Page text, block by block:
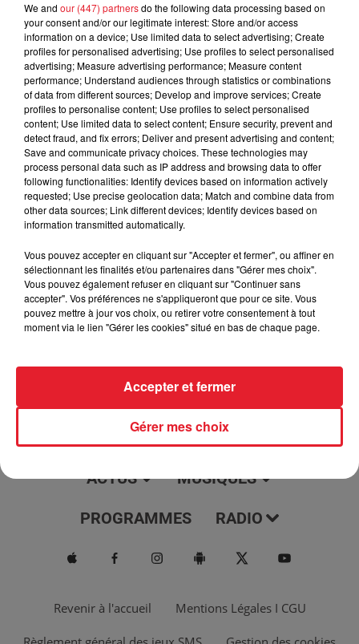
0:00 1 min 32 sec
15 mars 2023 - 1 min 32 sec
Les prénoms à la con du 15/03/2023
Du lundi au vendredi, de 6h à 09h, retrouvez Evan, Sandro,
Aline et Laura pour vous réveiller sur Urban hit. Au
programme : le jeu des 30 secondes chrono, le sondage du
jour, l'info moulaga, le saviez-vous...
ACTUS MUSIQUES
PROGRAMMES RADIO
Revenir à l'accueil Mentions Légales I CGU
We and our (447) partnersdo the following data processing based on
your consent and/or our legitimate interest: Store and/or access
information on a device; Use limited data to select advertising; Create
profiles for personalised advertising; Use profiles to select personalised
advertising; Measure advertising performance; Measure content
performance; Understand audiences through statistics or combinations
of data from different sources; Develop and improve services; Create
profiles to personalise content; Use profiles to select personalised
content; Use limited data to select content; Ensure security, prevent and
detect fraud, and fix errors; Deliver and present advertising and content;
Save and communicate privacy choices. These technologies may
process personal data such as IP address and browsing data to offer
following functionalities: Identify devices based on information actively
requested; Use precise geolocation data; Match and combine data from
other data sources; Link different devices; Identify devices based on
information transmitted automatically.
Vous pouvez accepter en cliquant sur "Accepter et fermer", ou affiner en
sélectionnant les finalités et/ou partenaires dans "Gérer mes choix".
Vous pouvez également refuser en cliquant sur "Continuer sans
accepter". Vos préférences ne s'appliqueront que pour ce site. Vous
pouvez mettre à jour vos choix, ou retirer votre consentement à tout
moment via le lien "Gérer les cookies" situé en bas de chaque page.
Gérer mes choix
Accepter et fermer